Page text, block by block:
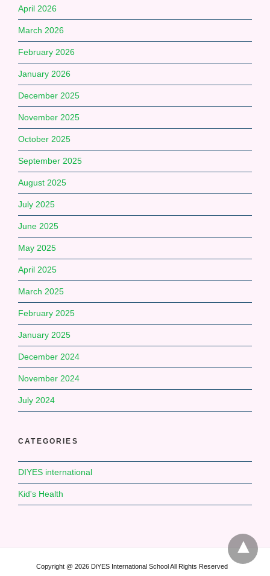
April 2026
March 2026
February 2026
January 2026
December 2025
November 2025
October 2025
September 2025
August 2025
July 2025
June 2025
May 2025
April 2025
March 2025
February 2025
January 2025
December 2024
November 2024
July 2024
CATEGORIES
DIYES international
Kid's Health
Copyright @ 2026 DiYES International School All Rights Reserved